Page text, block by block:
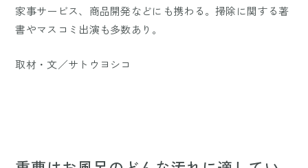
家事サービス、商品開発などにも携わる。掃除に関する著
書やマスコミ出演も多数あり。
取材・文／サトウヨシコ